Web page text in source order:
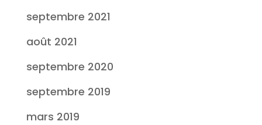
septembre 2021
août 2021
septembre 2020
septembre 2019
mars 2019